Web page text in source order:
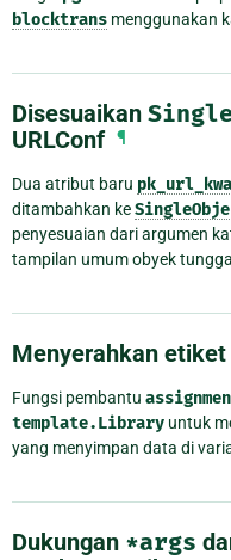
blocktrans menggunakan
Disesuaikan
URLConf ¶
Dua atribut baru
ditambahkan ke
penyesuaian dari argumen
tampilan umum obyek
Menyerahkan
Fungsi pembantu
template.Library untuk
yang menyimpan data di
Dukungan *args